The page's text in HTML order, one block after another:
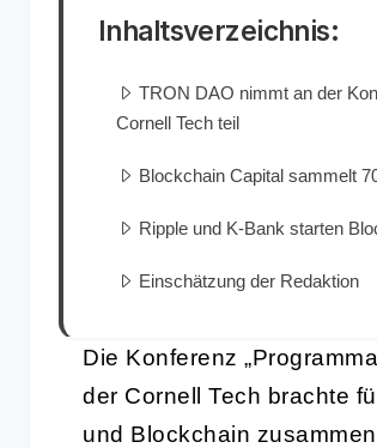
Inhaltsverzeichnis:
TRON DAO nimmt an der
Cornell Tech teil
Blockchain Capital sammelt
Ripple und K-Bank starten
Einschätzung der Redaktion
Die Konferenz
der Cornell Tech brachte
und Blockchain